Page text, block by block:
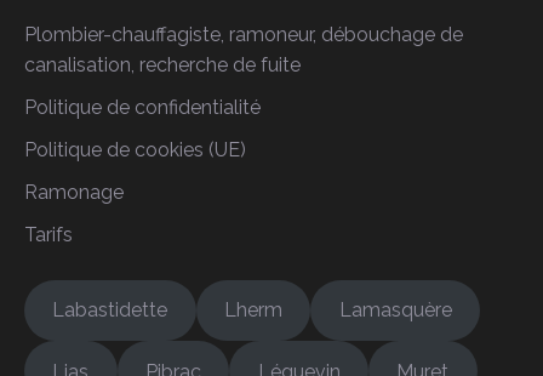
Plombier-chauffagiste, ramoneur, débouchage de
canalisation, recherche de fuite
Politique de confidentialité
Politique de cookies (UE)
Ramonage
Tarifs
Labastidette Lherm Lamasquère